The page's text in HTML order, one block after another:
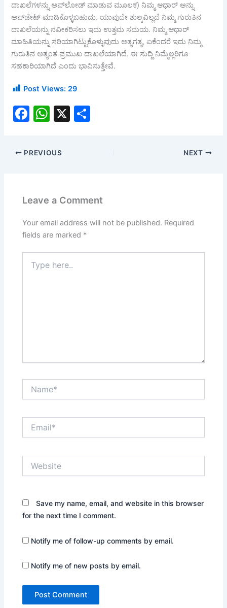
ದಾಖಲೆಗಳನ್ನು ಅಪ್‌ಲೋಡ್ ಮಾಡುವ ಮೂಲಕ) ನಿಮ್ಮ ಆಧಾರ್ ಅನ್ನು
ಅಪ್‌ಡೇಟ್ ಮಾಡಿಕೊಳ್ಳಬಹುದು. ಯಾವುದೇ ಶುಲ್ಕವಿಲ್ಲದೆ ನಿಮ್ಮ ಗುರುತಿನ
ದಾಖಲೆಯನ್ನು ನವೀಕರಿಸಲು ಇದು ಉತ್ತಮ ಸಮಯ. ನಿಮ್ಮ ಆಧಾರ್
ಮಾಹಿತಿಯನ್ನು ಸರಿಯಾಗಿಟ್ಟುಕೊಳ್ಳುವುದು ಅತ್ಯಗತ್ಯ, ಏಕೆಂದರೆ ಇದು ನಿಮ್ಮ
ಗುರುತಿನ ಅತ್ಯಂತ ಪ್ರಮುಖ ದಾಖಲೆಯಾಗಿದೆ. ಈ ಸುದ್ದಿ ನಿಮ್ಮೆಲ್ಲರಿಗೂ
ಸಹಕಾರಿಯಾಗಿದೆ ಎಂದು ಭಾವಿಸುತ್ತೇವೆ.
Post Views: 29
F
c
o
k
W
at
p
X
PREVIOUS NEXT
Leave a Comment
Your email address will not be published. Required
fields are marked *
here..
Save my name, email, and website in this browser
for the next time I comment.
Notify me of follow-up comments by email.
Notify me of new posts by email.